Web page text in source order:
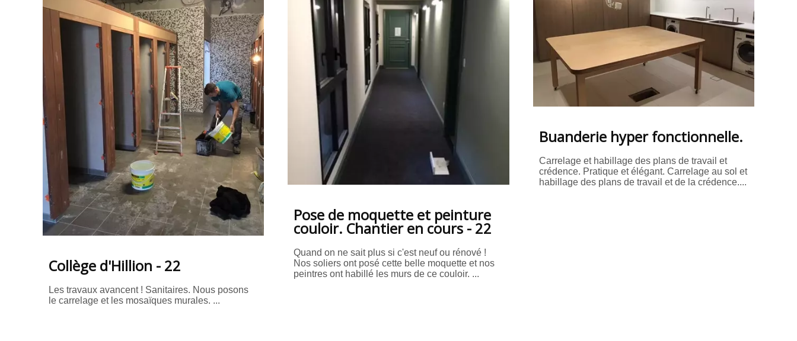
Collège d'Hillion - 22
Les travaux avancent ! Sanitaires. Nous posons
le carrelage et les mosaïques murales. ...
Pose de moquette et peinture
couloir. Chantier en cours - 22
Quand on ne sait plus si c'est neuf ou rénové !
Nos soliers ont posé cette belle moquette et nos
peintres ont habillé les murs de ce couloir. ...
Buanderie hyper fonctionnelle.
Carrelage et habillage des plans de travail et
crédence. Pratique et élégant. Carrelage au sol et
habillage des plans de travail et de la crédence....